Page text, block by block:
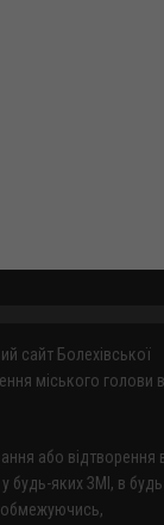
сайт Болехівської
міського голови
або відтворення
будь-яких ЗМІ, в
обмежуючись,